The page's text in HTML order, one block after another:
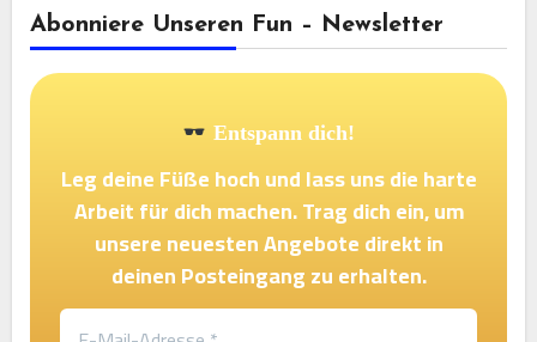
Abonniere Unseren Fun – Newsletter
Entspann dich!
Leg deine Füße hoch und lass uns die harte
Arbeit für dich machen. Trag dich ein, um
unsere neuesten Angebote direkt in
deinen Posteingang zu erhalten.